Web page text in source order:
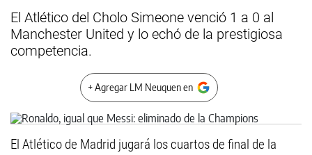
El Atlético del Cholo Simeone venció 1 a 0 al
Manchester United y lo echó de la prestigiosa
competencia.
+ Agregar LM Neuquen en
El Atlético de Madrid jugará los cuartos de final de la